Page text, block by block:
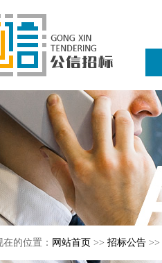
公信招标
有限公司
在的位置： 网站首页 >> 招标公告 >>